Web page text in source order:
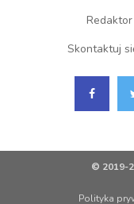
Skontaktuj
© 2019-
Polityka